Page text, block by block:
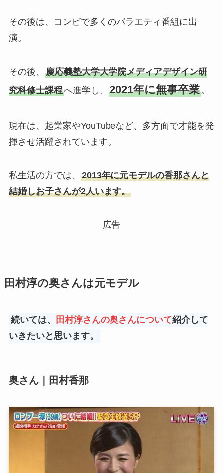
その後は、コンビで多くのバラエティ番組に出
演。
その後、 慶応義塾大学大学院メディアデザイン研
究科修士課程へ進学し、 2021年に無事卒業。
現在は、起業家やYouTubeなど、多方面で才能を発
揮させ活躍されています。
私生活の方では、 2013年に元モデルの香那さんと
結婚しお子さんが2人います。
広告
田村淳の奥さんは元モデル
続いては、 田村淳さんの奥さんについて紹介して
いきたいと思います。
奥さん｜田村香那